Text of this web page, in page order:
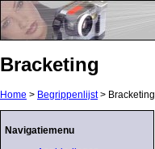
Bracketing
Home > Begrippenlijst> Bracketing
Navigatiemenu